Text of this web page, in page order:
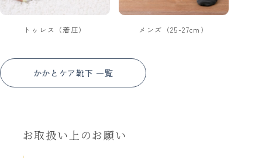
トゥレス（着圧） メンズ（25-27cm）
かかとケア靴下 一覧
お取扱い上のお願い